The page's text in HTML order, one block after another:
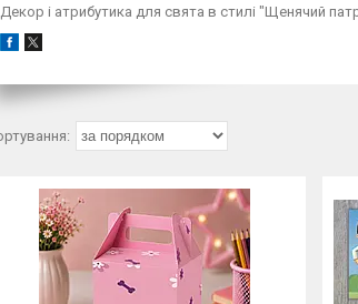
Декор і атрибутика для свята в стилі "Щенячий